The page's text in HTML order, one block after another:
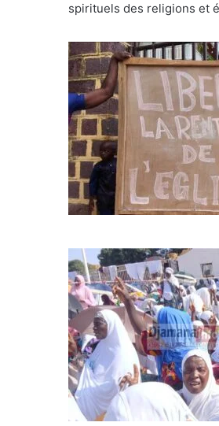
spirituels des religions et